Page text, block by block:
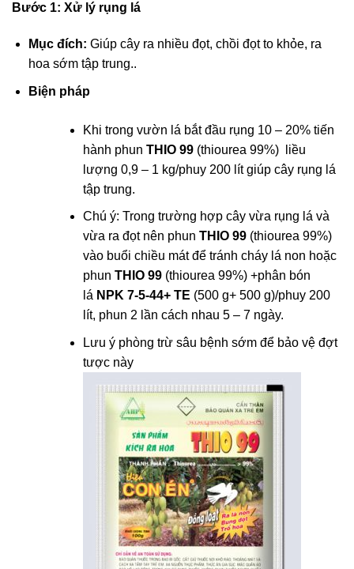
Bước 1: Xử lý rụng lá
Mục đích: Giúp cây ra nhiều đọt, chồi đọt to khỏe, ra
hoa sớm tập trung..
Biện pháp
Khi trong vườn lá bắt đầu rụng 10 – 20% tiến
hành phun THIO 99(thiourea 99%) liều
lượng 0,9 – 1 kg/phuy 200 lít giúp cây rụng lá
tập trung.
Chú ý: Trong trường hợp cây vừa rụng lá và
vừa ra đọt nên phun THIO 99(thiourea 99%)
vào buổi chiều mát để tránh cháy lá non hoặc
phun THIO 99(thiourea 99%) +phân bón
lá NPK 7-5-44+ TE (500 g+ 500 g)/phuy 200
lít, phun 2 lần cách nhau 5 – 7 ngày.
Lưu ý phòng trừ sâu bệnh sớm để bảo vệ đợt
tược này